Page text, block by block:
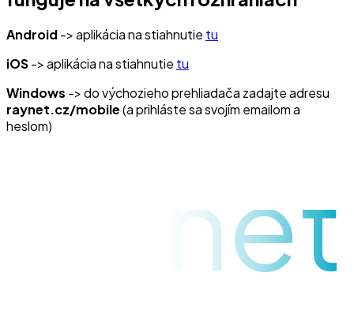
Android-> aplikácia na stiahnutie tu
iOS-> aplikácia na stiahnutie tu
Windows -> do výchozieho prehliadača zadajte adresu
raynet.cz/mobile(a prihláste sa svojím emailom a
heslom)
raynet